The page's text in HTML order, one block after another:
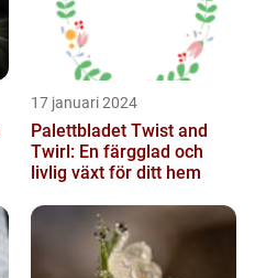
17 januari 2024
Palettbladet Twist and
Twirl: En färgglad och
livlig växt för ditt hem